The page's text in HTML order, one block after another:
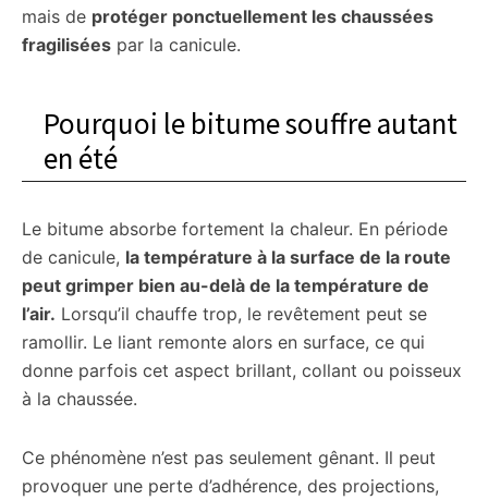
mais de protéger ponctuellement les chaussées
fragilisées par la canicule.
Pourquoi le bitume souffre autant
en été
Le bitume absorbe fortement la chaleur. En période
de canicule, la température à la surface de la route
peut grimper bien au-delà de la température de
l’air. Lorsqu’il chauffe trop, le revêtement peut se
ramollir. Le liant remonte alors en surface, ce qui
donne parfois cet aspect brillant, collant ou poisseux
à la chaussée.
Ce phénomène n’est pas seulement gênant. Il peut
provoquer une perte d’adhérence, des projections,